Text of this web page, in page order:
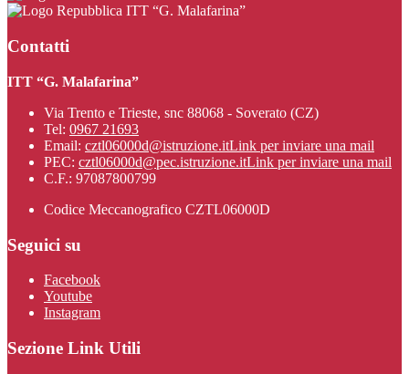
ITT “G. Malafarina”
Contatti
ITT “G. Malafarina”
Via Trento e Trieste, snc 88068 - Soverato (CZ)
Tel: 0967 21693
Email: cztl06000d@istruzione.itLink per inviare una mail
PEC: cztl06000d@pec.istruzione.itLink per inviare una mail
C.F.: 97087800799
Codice Meccanografico CZTL06000D
Seguici su
Facebook
Youtube
Instagram
Sezione Link Utili